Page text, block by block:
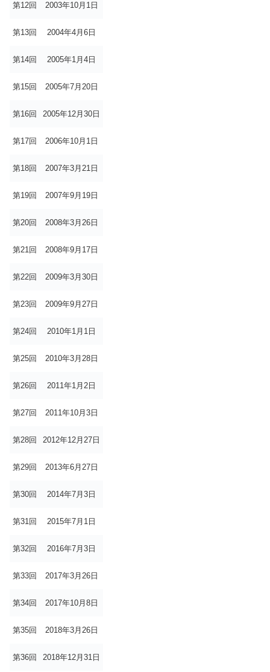
第12回 2003年10月1日
第13回 2004年4月6日
第14回 2005年1月4日
第15回 2005年7月20日
第16回 2005年12月30日
第17回 2006年10月1日
第18回 2007年3月21日
第19回 2007年9月19日
第20回 2008年3月26日
第21回 2008年9月17日
第22回 2009年3月30日
第23回 2009年9月27日
第24回 2010年1月1日
第25回 2010年3月28日
第26回 2011年1月2日
第27回 2011年10月3日
第28回 2012年12月27日
第29回 2013年6月27日
第30回 2014年7月3日
第31回 2015年7月1日
第32回 2016年7月3日
第33回 2017年3月26日
第34回 2017年10月8日
第35回 2018年3月26日
第36回 2018年12月31日